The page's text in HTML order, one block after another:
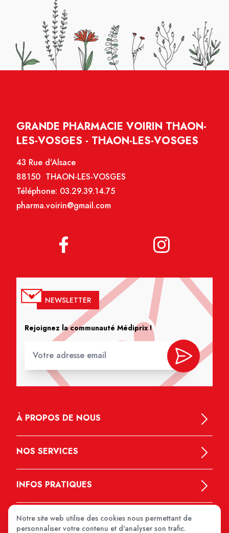
GRANDE PHARMACIE VOIRIN THAON-
LES-VOSGES - THAON-LES-VOSGES
43 Rue d'Alsace
88150 THAON-LES-VOSGES
Téléphone: 03.29.39.14.75
pharma.voirin@gmail.com
NEWSLETTER
Rejoignez la communauté Médiprix !
À PROPOS DE NOUS
NOS SERVICES
INFOS PRATIQUES
Notre site web utilise des cookies nous permettant de
personnaliser votre contenu et d'analyser son trafic.